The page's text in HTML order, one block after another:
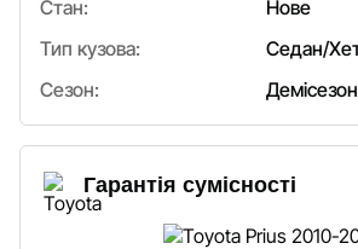
Стан:
Нове
Тип кузова:
Сезон:
Демісезон
Гарантія сумісності